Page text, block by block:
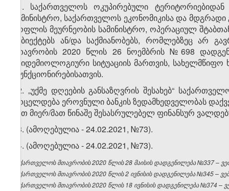
11. საქართველოს ოკუპირებული
სამინისტრო, საქართველოს ეკონომიკისა და
სოფლის მეურნეობის სამინისტრო, ოპერაციულ
სუბიექტებს ან/და საქმიანობებს, რომლებზეც არ
მთავრობის 2020 წლის 26 ნოემბრის №698
ეპიდემიოლოგიური სიტუაციის მართვის,
ფუნქციონირებისათვის.
12. „უქმე დღეების განსაზღვრის შესახებ“
ვრცელდება ეროვნული ბანკის ზედამხედველობას
მათ მიერ/მათ წინაშე შესასრულებელ ფინანსურ
13. (ამოღებულია - 24.02.2021, №73).
14. (ამოღებულია - 24.02.2021, №73).
საქართველოს მთავრობის 2020 წლის 28 მაისის დადგენილება №337 –
საქართველოს მთავრობის 2020 წლის 2 ივნისის დადგენილება №345 –
საქართველოს მთავრობის 2020 წლის 18 ივნისის დადგენილება №374 –